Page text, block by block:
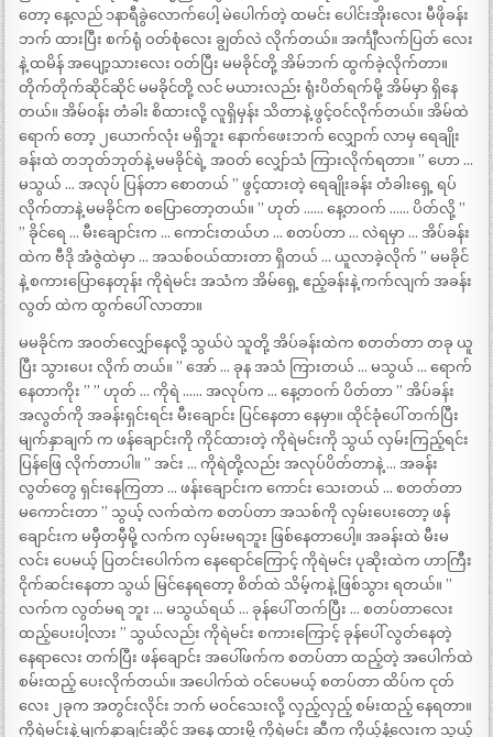
တော့ နေ့လည် ၁နာရီခွဲလောက်ပေါ့ မဲပေါက်တဲ့ ထမင်း ပေါင်းအိုးလေး မီဖိုခန်း
ဘက် ထားပြီး စက်ရုံ ဝတ်စုံလေး ချွတ်လဲ လိုက်တယ်။ အင်္ကျီလက်ပြတ် လေး
နဲ့ ထမိန် အပျော့သားလေး ဝတ်ပြီး မမခိုင်တို့ အိမ်ဘက် ထွက်ခဲ့လိုက်တာ။
တိုက်တိုက်ဆိုင်ဆိုင် မမခိုင်တို့ လင် မယားလည်း ရုံးပိတ်ရက်မို့ အိမ်မှာ ရှိနေ
တယ်။ အိမ်ဝန်း တံခါး စိထားလို့ လူရှိမှန်း သိတာနဲ့ ဖွင့်ဝင်လိုက်တယ်။ အိမ်ထဲ
ရောက် တော့ ၂ယောက်လုံး မရှိဘူး နောက်ဖေးဘက် လျှောက် လာမှ ရေချိုး
ခန်းထဲ တဘုတ်ဘုတ်နဲ့ မမခိုင်ရဲ့ အဝတ် လျှော်သံ ကြားလိုက်ရတာ။ ” ဟော …
မသွယ် … အလုပ် ပြန်တာ စောတယ် ” ဖွင့်ထားတဲ့ ရေချိုးခန်း တံခါးရှေ့ ရပ်
လိုက်တာနဲ့ မမခိုင်က စပြောတော့တယ်။ ” ဟုတ် …… နေ့တဝက် …… ပိတ်လို့ ”
” ခိုင်ရေ … မီးချောင်းက … ကောင်းတယ်ဟ … စတပ်တာ … လဲရမှာ … အိပ်ခန်း
ထဲက ဗီဒို အံဇွဲထဲမှာ … အသစ်ဝယ်ထားတာ ရှိတယ် … ယူလာခဲ့လိုက် ” မမခိုင်
နဲ့ စကားပြောနေတုန်း ကိုရဲမင်း အသံက အိမ်ရှေ့ ဧည့်ခန်းနဲ့ ကက်လျက် အခန်း
လွတ် ထဲက ထွက်ပေါ် လာတာ။
မမခိုင်က အဝတ်လျှော်နေလို့ သွယ်ပဲ သူတို့ အိပ်ခန်းထဲက စတတ်တာ တခု ယူ
ပြီး သွားပေး လိုက် တယ်။ ” အော် … ခုန အသံ ကြားတယ် … မသွယ် … ရောက်
နေတာကိုး ” ” ဟုတ် … ကိုရဲ …… အလုပ်က … နေ့တဝက် ပိတ်တာ ” အိပ်ခန်း
အလွတ်ကို အခန်းရှင်းရင်း မီးချောင်း ပြင်နေတာ နေမှာ။ ထိုင်ခုံပေါ် တက်ပြီး
မျက်နှာချက် က ဖန်ချောင်းကို ကိုင်ထားတဲ့ ကိုရဲမင်းကို သွယ် လှမ်းကြည့်ရင်း
ပြန်ဖြေ လိုက်တာပါ။ ” အင်း … ကိုရဲတို့လည်း အလုပ်ပိတ်တာနဲ့ … အခန်း
လွတ်တွေ ရှင်းနေကြတာ … ဖန်းချောင်းက ကောင်း သေးတယ် … စတတ်တာ
မကောင်းတာ ” သွယ့် လက်ထဲက စတပ်တာ အသစ်ကို လှမ်းပေးတော့ ဖန်
ချောင်းက မမှီတမှီမို့ လက်က လှမ်းမရဘူး ဖြစ်နေတာပေါ့။ အခန်းထဲ မီးမ
လင်း ပေမယ့် ပြတင်းပေါက်က နေရောင်ကြောင့် ကိုရဲမင်း ပုဆိုးထဲက ဟာကြီး
ငိုက်ဆင်းနေတာ သွယ် မြင်နေရတော့ စိတ်ထဲ သိမ့်ကနဲ့ ဖြစ်သွား ရတယ်။ ”
လက်က လွတ်မရ ဘူး … မသွယ်ရယ် … ခုန်ပေါ် တက်ပြီး … စတပ်တာလေး
ထည့်ပေးပါ့လား ” သွယ်လည်း ကိုရဲမင်း စကားကြောင့် ခုန်ပေါ် လွတ်နေတဲ့
နေရာလေး တက်ပြီး ဖန်ချောင်း အပေါ်ဖက်က စတပ်တာ ထည့်တဲ့ အပေါက်ထဲ
စမ်းထည့် ပေးလိုက်တယ်။ အပေါက်ထဲ ဝင်ပေမယ့် စတပ်တာ ထိပ်က ငုတ်
လေး ၂ခုက အတွင်းလိုင်း ဘက် မဝင်သေးလို့ လှည့်လှည့် စမ်းထည့် နေရတာ။
ကိုရဲမင်းနဲ့ မျက်နှာချင်းဆိုင် အနေ ထားမို့ ကိုရဲမင်း ဆီက ကိုယ့်နံ့လေးက သွယ့်